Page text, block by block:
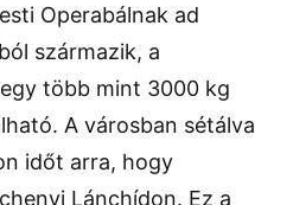
Operabálnak ad
származik, a
több mint 3000 kg
A városban sétálva
időt arra, hogy
Lánchídon. Ez a